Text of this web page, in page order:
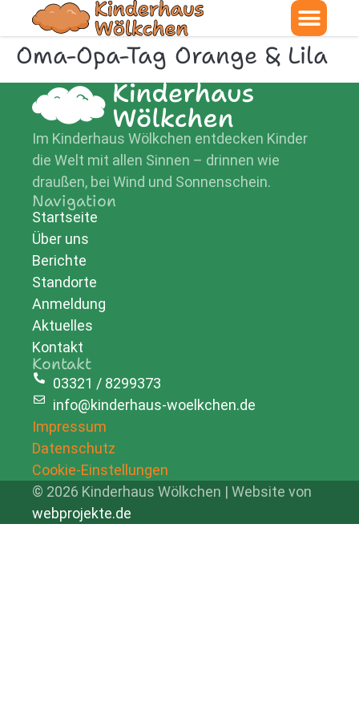
Oma-Opa-Tag Orange & Lila
Im Kinderhaus Wölkchen entdecken Kinder
die Welt mit allen Sinnen – drinnen wie
draußen, bei Wind und Sonnenschein.
Navigation
Startseite
Über uns
Berichte
Standorte
Anmeldung
Aktuelles
Kontakt
Kontakt
03321 / 8299373
info@kinderhaus-woelkchen.de
Impressum
Datenschutz
Cookie-Einstellungen
© 2026 Kinderhaus Wölkchen | Website von
webprojekte.de